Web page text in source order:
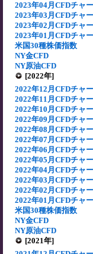
2023年04月CFDチャ
2023年03月CFDチャ
2023年02月CFDチャ
2023年01月CFDチャ
米国30種株価指数
NY金CFD
NY原油CFD
[2022年]
2022年12月CFDチャ
2022年11月CFDチャ
2022年10月CFDチャ
2022年09月CFDチャ
2022年08月CFDチャ
2022年07月CFDチャ
2022年06月CFDチャ
2022年05月CFDチャ
2022年04月CFDチャ
2022年03月CFDチャ
2022年02月CFDチャ
2022年01月CFDチャ
米国30種株価指数
NY金CFD
NY原油CFD
[2021年]